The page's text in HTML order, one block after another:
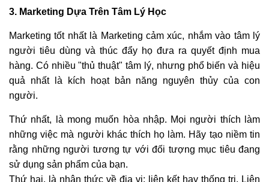
3. Marketing Dựa Trên Tâm Lý Học
Marketing tốt nhất là Marketing cảm xúc, nhắm vào tâm lý
người tiêu dùng và thúc đẩy họ đưa ra quyết định mua
hàng. Có nhiều "thủ thuật" tâm lý, nhưng phổ biến và hiệu
quả nhất là kích hoạt bản năng nguyên thủy của con
người.
Thứ nhất, là mong muốn hòa nhập. Mọi người thích làm
những việc mà người khác thích họ làm. Hãy tạo niềm tin
rằng những người tương tự với đối tượng mục tiêu đang
sử dụng sản phẩm của bạn.
Thứ hai, là nhận thức về địa vị: liên kết hay thống trị. Liên